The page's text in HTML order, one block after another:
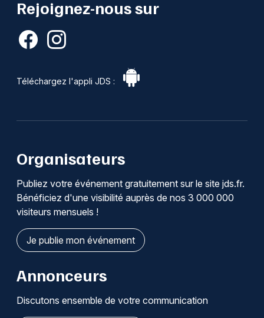
Rejoignez-nous sur
Téléchargez l'appli JDS :
Organisateurs
Publiez votre événement gratuitement sur le site jds.fr.
Bénéficiez d'une visibilité auprès de nos 3 000 000
visiteurs mensuels !
Je publie mon événement
Annonceurs
Discutons ensemble de votre communication